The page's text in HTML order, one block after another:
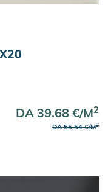
DA 39.68 €/M2
DA 55,54 €/M2